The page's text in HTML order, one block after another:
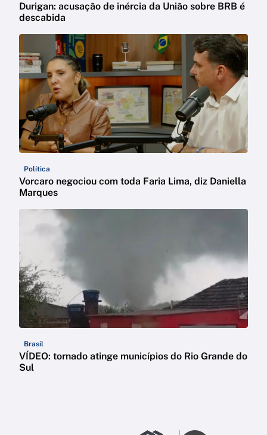
Durigan: acusação de inércia da União sobre BRB é
descabida
Política
Vorcaro negociou com toda Faria Lima, diz Daniella
Marques
Brasil
VÍDEO: tornado atinge municípios do Rio Grande do
Sul